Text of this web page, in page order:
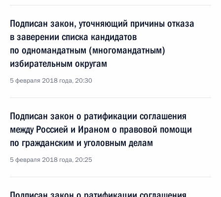
Подписан закон, уточняющий причины отказа
в заверении списка кандидатов
по одномандатным (многомандатным)
избирательным округам
5 февраля 2018 года, 20:30
Подписан закон о ратификации соглашения
между Россией и Ираном о правовой помощи
по гражданским и уголовным делам
5 февраля 2018 года, 20:25